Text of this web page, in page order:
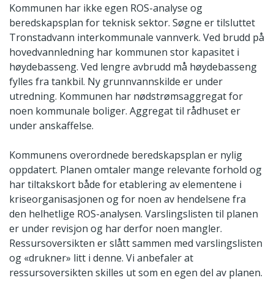
Kommunen har ikke egen ROS-analyse og
beredskapsplan for teknisk sektor. Søgne er tilsluttet
Tronstadvann interkommunale vannverk. Ved brudd på
hovedvannledning har kommunen stor kapasitet i
høydebasseng. Ved lengre avbrudd må høydebasseng
fylles fra tankbil. Ny grunnvannskilde er under
utredning. Kommunen har nødstrømsaggregat for
noen kommunale boliger. Aggregat til rådhuset er
under anskaffelse.
Kommunens overordnede beredskapsplan er nylig
oppdatert. Planen omtaler mange relevante forhold og
har tiltakskort både for etablering av elementene i
kriseorganisasjonen og for noen av hendelsene fra
den helhetlige ROS-analysen. Varslingslisten til planen
er under revisjon og har derfor noen mangler.
Ressursoversikten er slått sammen med varslingslisten
og «drukner» litt i denne. Vi anbefaler at
ressursoversikten skilles ut som en egen del av planen.